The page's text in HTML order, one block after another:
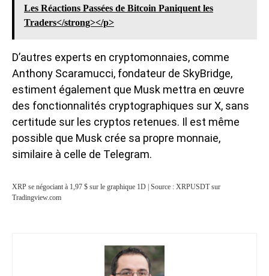
Les Réactions Passées de Bitcoin Paniquent les
Traders</strong></p>
D’autres experts en cryptomonnaies, comme
Anthony Scaramucci, fondateur de SkyBridge,
estiment également que Musk mettra en œuvre
des fonctionnalités cryptographiques sur X, sans
certitude sur les cryptos retenues. Il est même
possible que Musk crée sa propre monnaie,
similaire à celle de Telegram.
XRP se négociant à 1,97 $ sur le graphique 1D | Source : XRPUSDT sur
Tradingview.com